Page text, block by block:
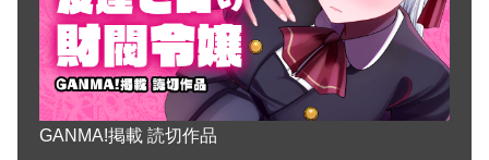
GANMA!掲載 読切作品